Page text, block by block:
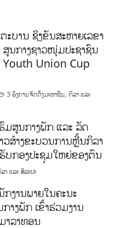
ະບານ ຊິງຂັນສະຫາຍເລຂາ
ສູນກາງຊາວໜຸ່ມປະຊາຊົນ
Youth Union Cup
3 ອົງການຈັດຕັ້ງມະຫາຊົນ,ກິລາ ແລະ
ມສູນກາງພັກ ແລະ ລັດ
ສ້າງຂະບວນການຫຼີ້ນກິລາ
ບກອງປະຊຸມໃຫຍ່ຂອງຕົນ
າ ແລະ ສິລະປະ
ກງານພາຍໃນຄະນະ
າງພັກ ເຂົ້າຮ່ວມງານ
າລາທອນ